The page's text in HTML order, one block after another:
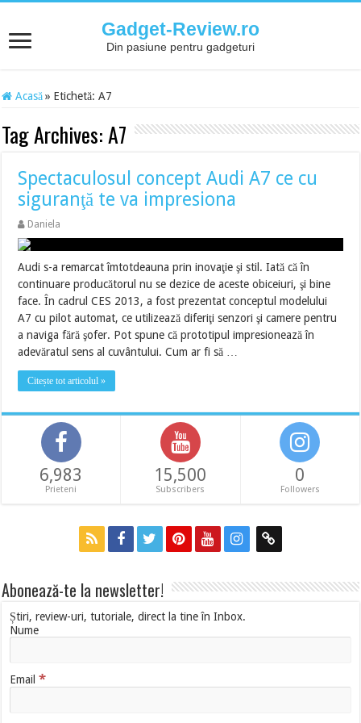
Gadget-Review.ro
Din pasiune pentru gadgeturi
Acasă » Etichetă:A7
Tag Archives:A7
Spectaculosul concept Audi A7 ce cu
siguranţă te va impresiona
Daniela
Audi s-a remarcat îmtotdeauna prin inovaţie şi stil. Iată că în
continuare producătorul nu se dezice de aceste obiceiuri, şi bine
face. În cadrul CES 2013, a fost prezentat conceptul modelului
A7 cu pilot automat, ce utilizează diferiţi senzori şi camere pentru
a naviga fără şofer. Pot spune că prototipul impresionează în
adevăratul sens al cuvântului. Cum ar fi să …
Citește tot articolul »
6,983
Prieteni
15,500
Subscribers
0
Followers
Abonează-te la newsletter!
Știri, review-uri, tutoriale, direct la tine în Inbox.
Nume
Email*